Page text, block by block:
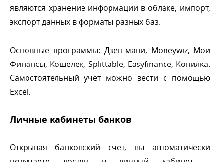
являются хранение информации в облаке, импорт,
экспорт данных в форматы разных баз.
Основные программы: Дзен-мани, Moneywiz, Мои
Финансы, Кошелек, Splittable, Easyfinance, Копилка.
Самостоятельный учет можно вести с помощью
Excel.
Личные кабинеты банко
Открывая банковский счет, вы автоматически